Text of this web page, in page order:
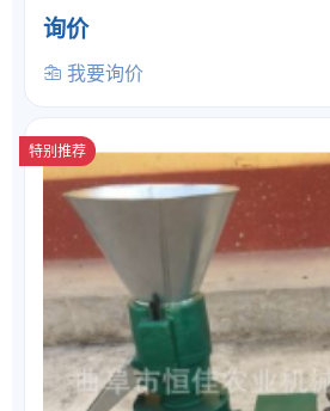
询价
我要询价
特别推荐